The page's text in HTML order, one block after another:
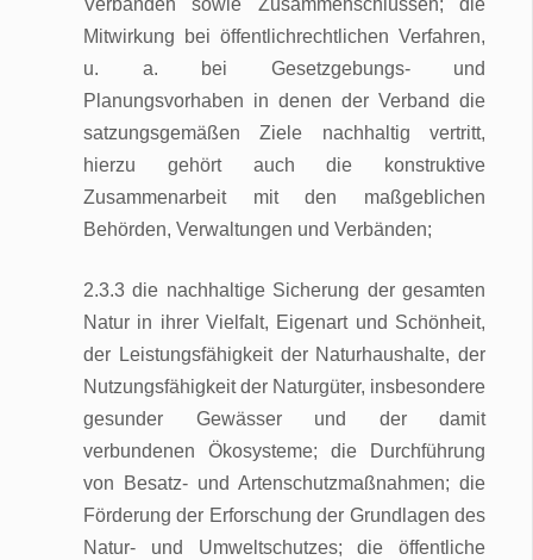
Verbänden sowie Zusammenschlüssen; die
Mitwirkung bei öffentlichrechtlichen Verfahren,
u. a. bei Gesetzgebungs- und
Planungsvorhaben in denen der Verband die
satzungsgemäßen Ziele nachhaltig vertritt,
hierzu gehört auch die konstruktive
Zusammenarbeit mit den maßgeblichen
Behörden, Verwaltungen und Verbänden;
2.3.3 die nachhaltige Sicherung der gesamten
Natur in ihrer Vielfalt, Eigenart und Schönheit,
der Leistungsfähigkeit der Naturhaushalte, der
Nutzungsfähigkeit der Naturgüter, insbesondere
gesunder Gewässer und der damit
verbundenen Ökosysteme; die Durchführung
von Besatz- und Artenschutzmaßnahmen; die
Förderung der Erforschung der Grundlagen des
Natur- und Umweltschutzes; die öffentliche